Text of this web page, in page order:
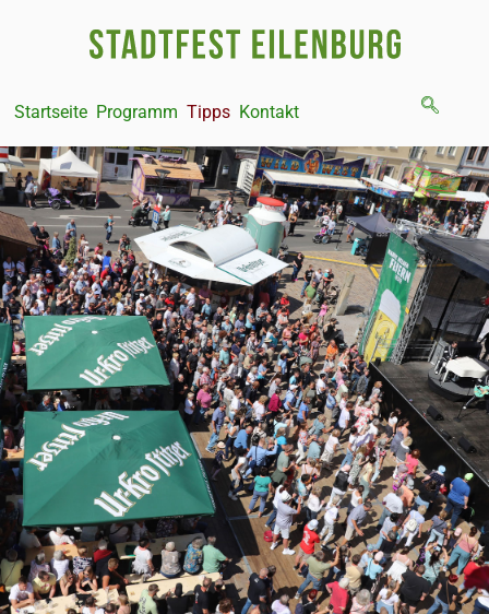
Startseite Programm Tipps Kontakt